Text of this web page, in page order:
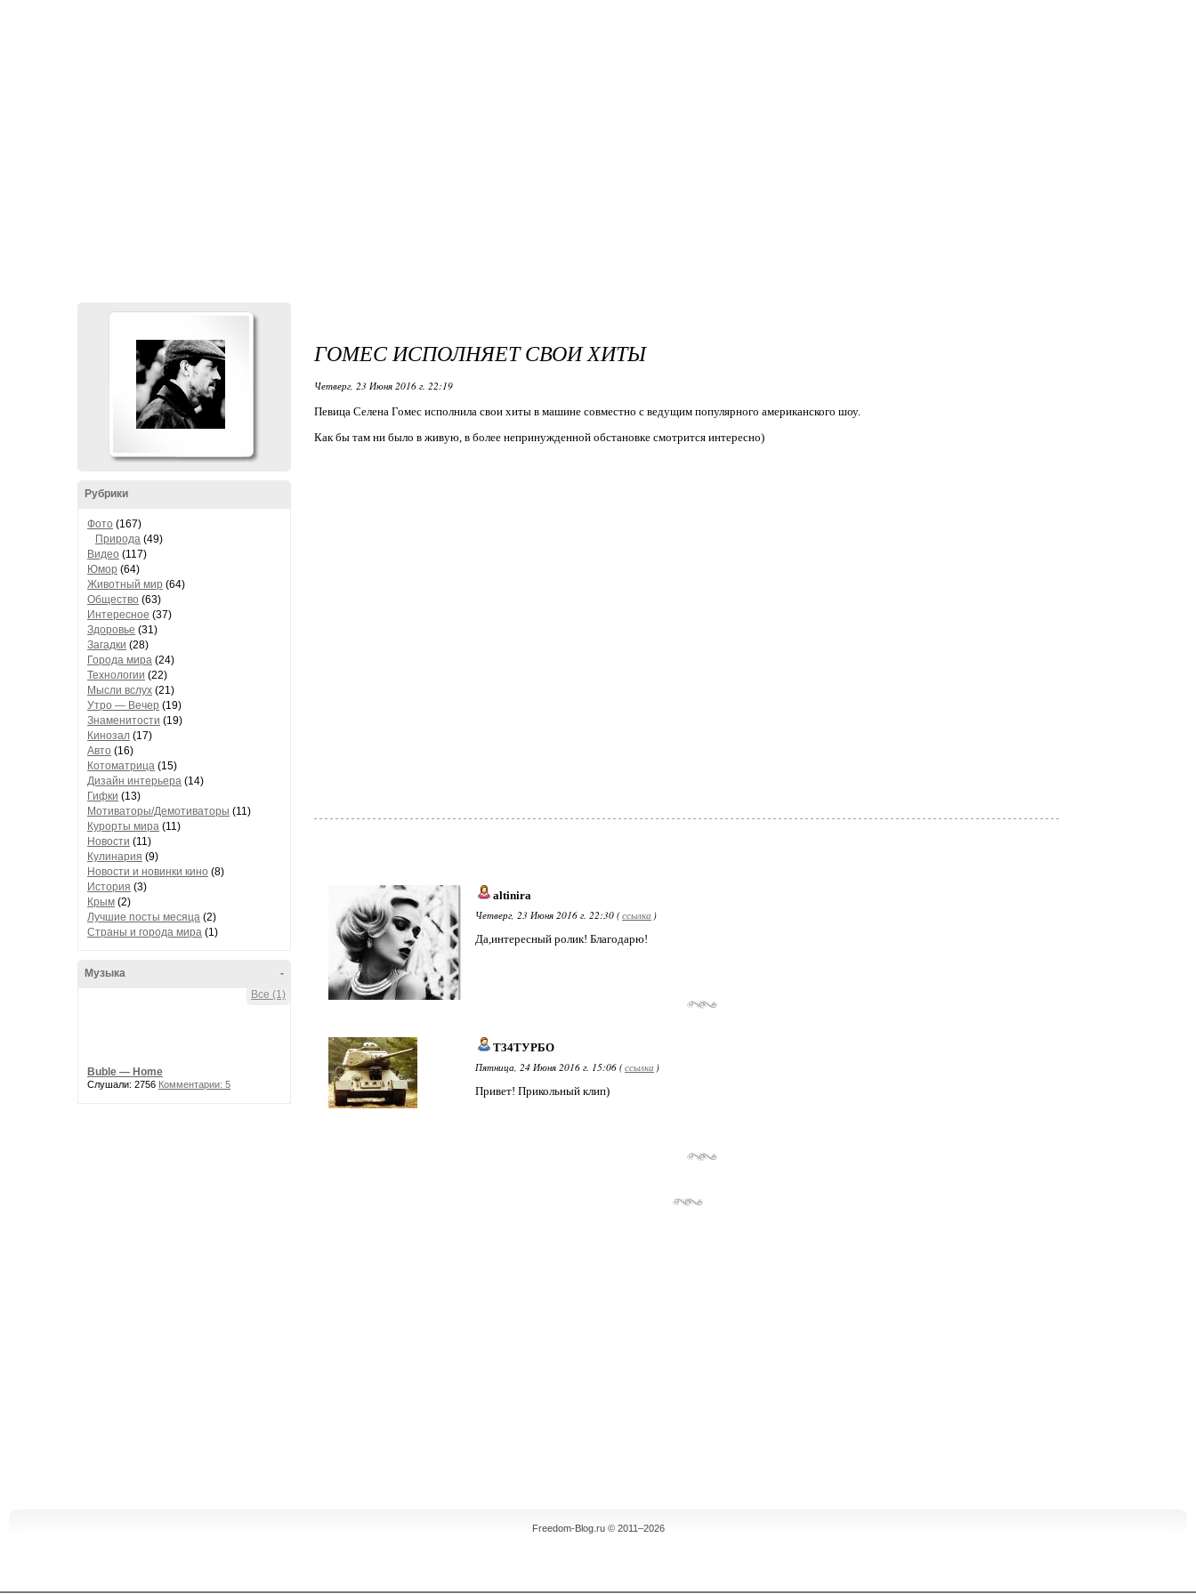
Рубрики
Фото (167)
Природа (49)
Видео (117)
Юмор (64)
Животный мир (64)
Общество (63)
Интересное (37)
Здоровье (31)
Загадки (28)
Города мира (24)
Технологии (22)
Мысли вслух (21)
Утро — Вечер (19)
Знаменитости (19)
Кинозал (17)
Авто (16)
Котоматрица (15)
Дизайн интерьера (14)
Гифки (13)
Мотиваторы/Демотиваторы (11)
Курорты мира (11)
Новости (11)
Кулинария (9)
Новости и новинки кино (8)
История (3)
Крым (2)
Лучшие посты месяца (2)
Страны и города мира (1)
-
Музыка
Все (1)
Buble — Home
Слушали: 2756 Комментарии: 5
ГОМЕС ИСПОЛНЯЕТ СВОИ ХИТЫ
Четверг, 23 Июня 2016 г. 22:19
Певица Селена Гомес исполнила свои хиты в машине совместно с ведущим популярного американского шоу.
Как бы там ни было в живую, в более непринужденной обстановке смотрится интересно)
altinira
Четверг, 23 Июня 2016 г. 22:30 (ссылка )
Да,интересный ролик! Благодарю!
Т34ТУРБО
Пятница, 24 Июня 2016 г. 15:06 (ссылка )
Привет! Прикольный клип)
Freedom-Blog.ru © 2011–2026